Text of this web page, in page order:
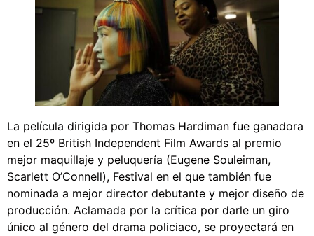
La película dirigida por Thomas Hardiman fue ganadora
en el 25º British Independent Film Awards al premio
mejor maquillaje y peluquería (Eugene Souleiman,
Scarlett O’Connell), Festival en el que también fue
nominada a mejor director debutante y mejor diseño de
producción. Aclamada por la crítica por darle un giro
único al género del drama policiaco, se proyectará en